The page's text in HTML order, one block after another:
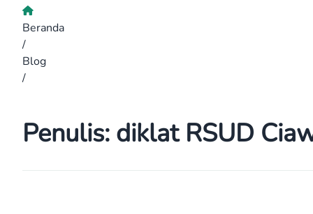
Beranda
/
Blog
/
Penulis: diklat RSUD